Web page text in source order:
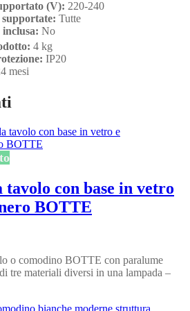
(V): 220-240
Tutte
No
4 kg
IP20
mesi
tavolo con base in vetro
BOTTE
o comodino BOTTE con paralume
tre materiali diversi in una lampada –